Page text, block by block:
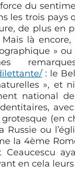
du
les trois pays
de plus en
Mais là
»
: le
», et
national
(en
ou
la 4ème
en cela